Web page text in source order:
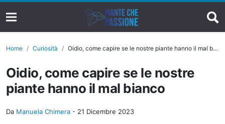
Home Curiosità Oidio, come capire se le nostre piante hanno il mal bianco
Oidio, come capire se le nostre
piante hanno il mal bianco
Da Manuela Chimera - 21 Dicembre 2023